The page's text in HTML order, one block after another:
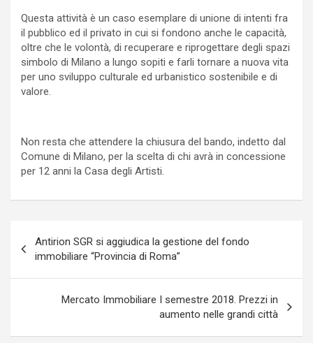
Questa attività è un caso esemplare di unione di intenti fra
il pubblico ed il privato in cui si fondono anche le capacità,
oltre che le volontà, di recuperare e riprogettare degli spazi
simbolo di Milano a lungo sopiti e farli tornare a nuova vita
per uno sviluppo culturale ed urbanistico sostenibile e di
valore.
Non resta che attendere la chiusura del bando, indetto dal
Comune di Milano, per la scelta di chi avrà in concessione
per 12 anni la Casa degli Artisti.
articoli
Antirion SGR si aggiudica la gestione del fondo
immobiliare “Provincia di Roma”
Mercato Immobiliare I semestre 2018. Prezzi in
aumento nelle grandi città